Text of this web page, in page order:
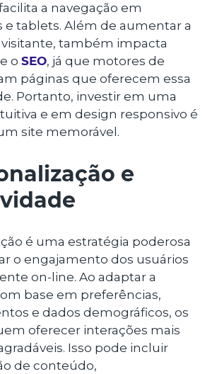
a navegação em
tablets. Além de aumentar a
visitante, também impacta
o SEO, já que motores de
páginas que oferecem essa
Portanto, investir em uma
e em design responsivo é
site memorável.
e
é uma estratégia poderosa
o engajamento dos usuários
on-line. Ao adaptar a
base em preferências,
e dados demográficos, os
oferecer interações mais
Isso pode incluir
de conteúdo,